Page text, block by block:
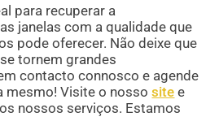
para recuperar a
janelas com a qualidade que
pode oferecer. Não deixe que
tornem grandes
contacto connosco e agende
mesmo! Visite o nossosite e
nossos serviços. Estamos